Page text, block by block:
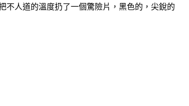
不人道的溫度扔了一個驚險片，黑色的，尖銳的